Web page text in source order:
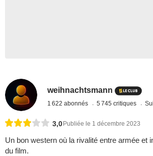
weihnachtsmann
1 622 abonnés 5 745 critiques
3,0 Publiée le 1 décembre 2023
Un bon western où la rivalité entre armée et
du film.